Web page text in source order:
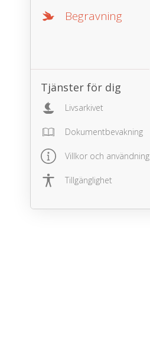
Begravning
Tjänster för dig
Livsarkivet
Dokumentbevakning
Villkor och användning
Tillgänglighet